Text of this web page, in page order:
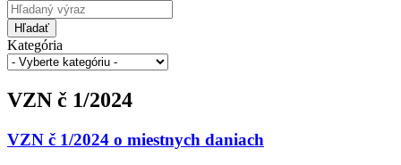
Hľadať
Kategória
VZN č 1/2024
VZN č 1/2024 o miestnych daniach